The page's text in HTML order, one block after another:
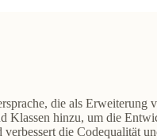
, die als Erweiterung
Klassen hinzu, um die
die Codequalität